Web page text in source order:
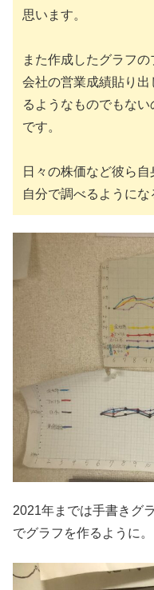
思います。
また作成したグラフの
会社の営業成績貼り
るようなものでもな
です。
日々の株価など彼ら
自分で調べるようにな
2021年までは手書きグ
でグラフを作るように。